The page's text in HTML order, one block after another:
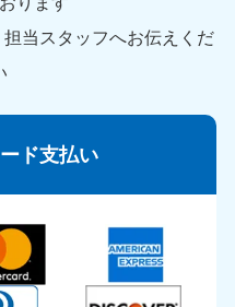
当スタッフへお伝えくだ
ド支払い